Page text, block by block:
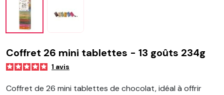
Coffret 26 mini tablettes - 13 goûts 234g
1 avis
Coffret de 26 mini tablettes de chocolat, idéal à offrir